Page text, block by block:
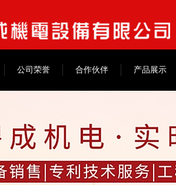
公司荣誉 合作伙伴 产品展示